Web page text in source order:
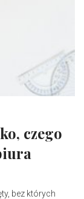
czego
bez których